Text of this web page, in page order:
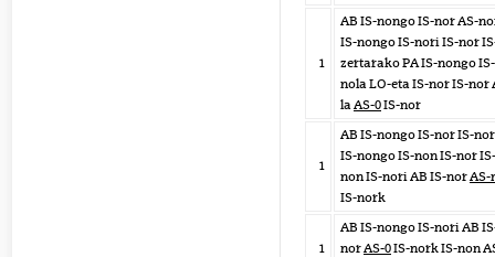
1
AB IS-nongo IS-nor AS-
IS-nongo IS-nori IS-nor
zertarako PA IS-nongo IS-
nola LO-eta IS-nor IS-nor
laAS-0IS-nor
1
AB IS-nongo IS-nor IS-
IS-nongo IS-non IS-nor IS-
non IS-nori AB IS-norAS-
IS-nork
1
AB IS-nongo IS-nori AB
norAS-0IS-nork IS-non